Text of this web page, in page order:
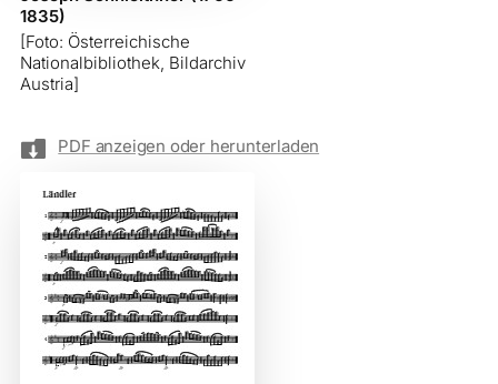
1835)
[Foto: Österreichische
Nationalbibliothek, Bildarchiv
Austria]
 PDF anzeigen oder herunterladen